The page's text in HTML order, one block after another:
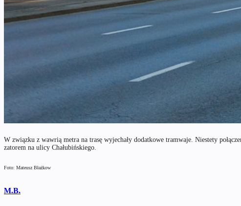
W związku z wawrią metra na trasę wyjechały dodatkowe tramwaje. Niestety
zatorem na ulicy Chałubińskiego.
Foto: Mateusz Błażkow
M.B.